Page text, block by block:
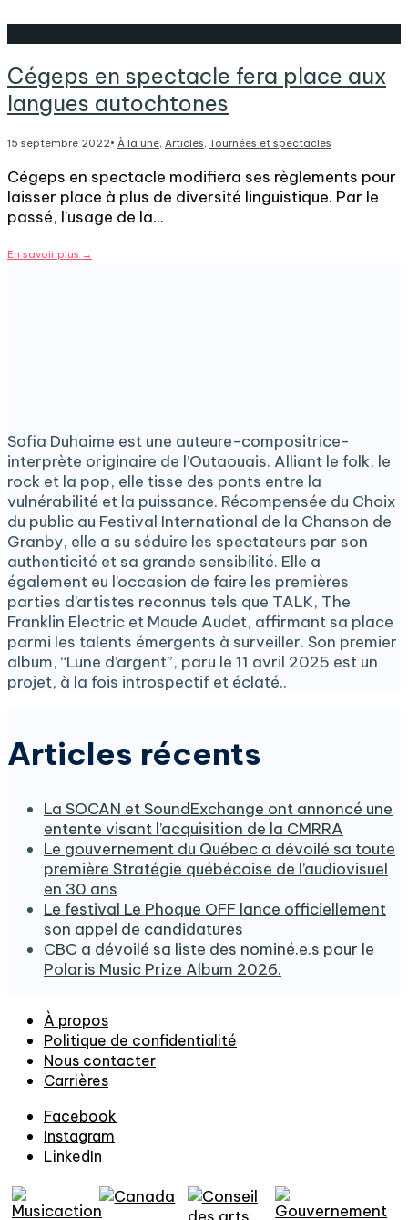
Cégeps en spectacle fera place aux
langues autochtones
15 septembre 2022• À la une, Articles, Tournées et spectacles
Cégeps en spectacle modifiera ses règlements pour
laisser place à plus de diversité linguistique. Par le
passé, l’usage de la...
En savoir plus →
Sofia Duhaime est une auteure-compositrice-
interprète originaire de l’Outaouais. Alliant le folk, le
rock et la pop, elle tisse des ponts entre la
vulnérabilité et la puissance. Récompensée du Choix
du public au Festival International de la Chanson de
Granby, elle a su séduire les spectateurs par son
authenticité et sa grande sensibilité. Elle a
également eu l’occasion de faire les premières
parties d’artistes reconnus tels que TALK, The
Franklin Electric et Maude Audet, affirmant sa place
parmi les talents émergents à surveiller. Son premier
album, “Lune d’argent”, paru le 11 avril 2025 est un
projet, à la fois introspectif et éclaté..
Articles récents
La SOCAN et SoundExchange ont annoncé une
entente visant l’acquisition de la CMRRA
Le gouvernement du Québec a dévoilé sa toute
première Stratégie québécoise de l’audiovisuel
en 30 ans
Le festival Le Phoque OFF lance officiellement
son appel de candidatures
CBC a dévoilé sa liste des nominé.e.s pour le
Polaris Music Prize Album 2026.
À propos
Politique de confidentialité
Nous contacter
Carrières
Facebook
Instagram
LinkedIn